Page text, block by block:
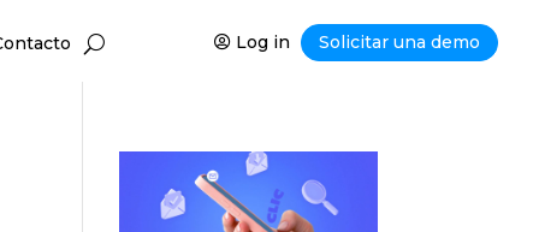
Log in Solicitar una demo